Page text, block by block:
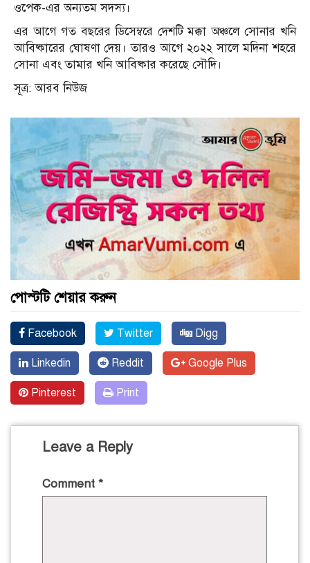
ওপেক-এর অন্যতম সদস্য।
এর আগে গত বছরের ডিসেম্বরে দেশটি মক্কা অঞ্চলে সোনার খনি
আবিষ্কারের ঘোষণা দেয়। তারও আগে ২০২২ সালে মদিনা শহরে
সোনা এবং তামার খনি আবিষ্কার করেছে সৌদি।
সূত্র: আরব নিউজ
পোস্টটি শেয়ার করুন
Facebook Twitter Digg
Linkedin Reddit Google Plus
Pinterest Print
Leave a Reply
Comment *